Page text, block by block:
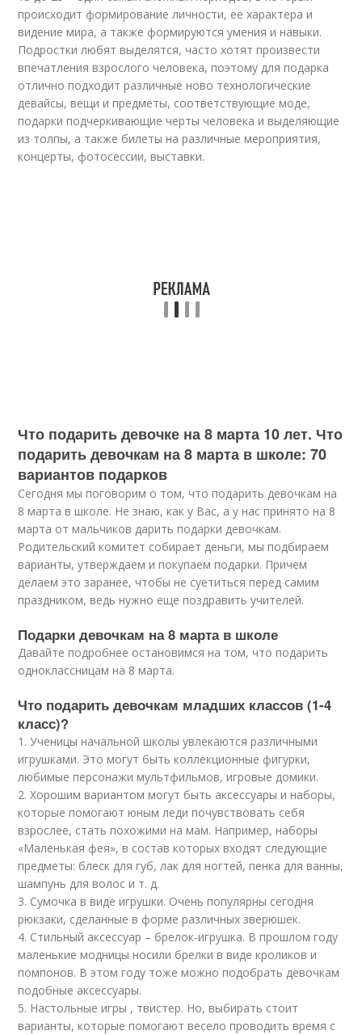
происходит формирование личности, ее характера и
видение мира, а также формируются умения и навыки.
Подростки любят выделятся, часто хотят произвести
впечатления взрослого человека, поэтому для подарка
отлично подходит различные ново технологические
девайсы, вещи и предметы, соответствующие моде,
подарки подчеркивающие черты человека и выделяющие
из толпы, а также билеты на различные мероприятия,
концерты, фотосессии, выставки.
Что подарить девочке на 8 марта 10 лет. Что
подарить девочкам на 8 марта в школе: 70
вариантов подарков
Сегодня мы поговорим о том, что подарить девочкам на
8 марта в школе. Не знаю, как у Вас, а у нас принято на 8
марта от мальчиков дарить подарки девочкам.
Родительский комитет собирает деньги, мы подбираем
варианты, утверждаем и покупаем подарки. Причем
делаем это заранее, чтобы не суетиться перед самим
праздником, ведь нужно еще поздравить учителей.
Подарки девочкам на 8 марта в школе
Давайте подробнее остановимся на том, что подарить
одноклассницам на 8 марта.
Что подарить девочкам младших классов (1-4
класс)?
1. Ученицы начальной школы увлекаются различными
игрушками. Это могут быть коллекционные фигурки,
любимые персонажи мультфильмов, игровые домики.
2. Хорошим вариантом могут быть аксессуары и наборы,
которые помогают юным леди почувствовать себя
взрослее, стать похожими на мам. Например, наборы
«Маленькая фея», в состав которых входят следующие
предметы: блеск для губ, лак для ногтей, пенка для ванны,
шампунь для волос и т. д.
3. Сумочка в виде игрушки. Очень популярны сегодня
рюкзаки, сделанные в форме различных зверюшек.
4. Стильный аксессуар – брелок-игрушка. В прошлом году
маленькие модницы носили брелки в виде кроликов и
помпонов. В этом году тоже можно подобрать девочкам
подобные аксессуары.
5. Настольные игры , твистер. Но, выбирать стоит
варианты, которые помогают весело проводить время с